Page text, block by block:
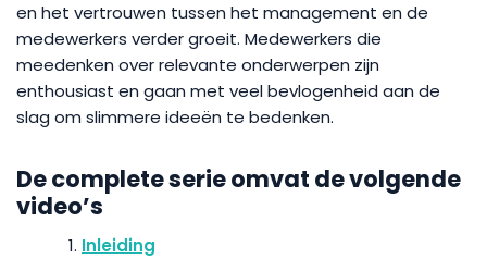
en het vertrouwen tussen het management en de
medewerkers verder groeit. Medewerkers die
meedenken over relevante onderwerpen zijn
enthousiast en gaan met veel bevlogenheid aan de
slag om slimmere ideeën te bedenken.
De complete serie omvat de volgende
video’s
Inleiding